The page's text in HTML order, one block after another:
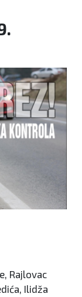
Rajlovac
Ilidža